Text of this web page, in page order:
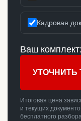
Кадровая
Ваш комплект:
УТОЧНИТЬ
Итоговая цена
и текущих
бесплатного